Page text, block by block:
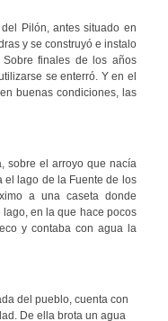
Pilón, antes situado en
y se construyó e instalo
finales de los años
se enterró. Y en el
buenas condiciones, las
sobre el arroyo que nacía
el lago de la Fuente de los
a una caseta donde
en la que hace pocos
y contaba con agua la
del pueblo, cuenta con
De ella brota un agua